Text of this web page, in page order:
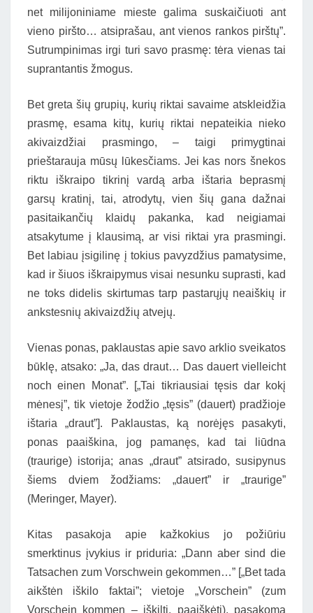
net milijoniniame mieste galima suskaičiuoti ant
vieno piršto… atsiprašau, ant vienos rankos pirštų”.
Sutrumpinimas irgi turi savo prasmę: tėra vienas tai
suprantantis žmogus.
Bet greta šių grupių, kurių riktai savaime atskleidžia
prasmę, esama kitų, kurių riktai nepateikia nieko
akivaizdžiai prasmingo, – taigi primygtinai
prieštarauja mūsų lūkesčiams. Jei kas nors šnekos
riktu iškraipo tikrinį vardą arba ištaria beprasmį
garsų kratinį, tai, atrodytų, vien šių gana dažnai
pasitaikančių klaidų pakanka, kad neigiamai
atsakytume į klausimą, ar visi riktai yra prasmingi.
Bet labiau įsigilinę į tokius pavyzdžius pamatysime,
kad ir šiuos iškraipymus visai nesunku suprasti, kad
ne toks didelis skirtumas tarp pastarųjų neaiškių ir
ankstesnių akivaizdžių atvejų.
Vienas ponas, paklaustas apie savo arklio sveikatos
būklę, atsako: „Ja, das draut… Das dauert vielleicht
noch einen Monat”. [„Tai tikriausiai tęsis dar kokį
mėnesį”, tik vietoje žodžio „tęsis” (dauert) pradžioje
ištaria „draut”]. Paklaustas, ką norėjęs pasakyti,
ponas paaiškina, jog pamanęs, kad tai liūdna
(traurige) istorija; anas „draut” atsirado, susipynus
šiems dviem žodžiams: „dauert” ir „traurige”
(Meringer, Mayer).
Kitas pasakoja apie kažkokius jo požiūriu
smerktinus įvykius ir priduria: „Dann aber sind die
Tatsachen zum Vorschwein gekommen…” [„Bet tada
aikštėn iškilo faktai”; vietoje „Vorschein” (zum
Vorschein kommen – iškilti, paaiškėti), pasakoma